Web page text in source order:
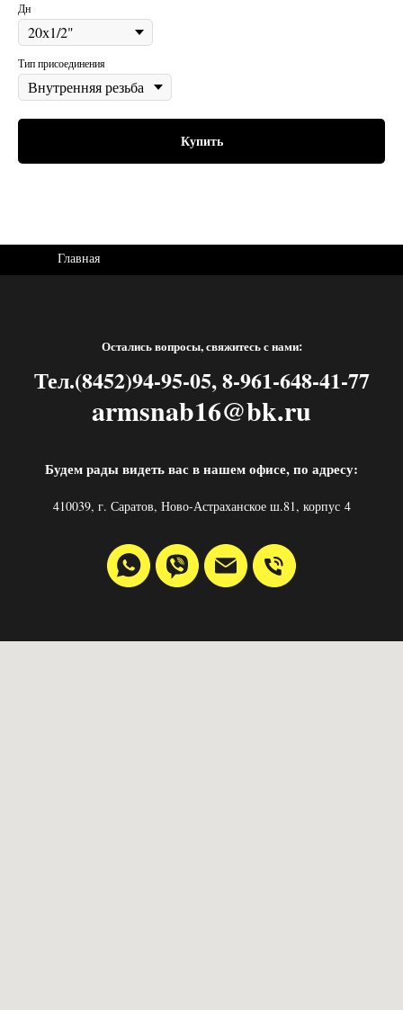
Дн
Тип присоединения
Купить
Главная
Остались вопросы, свяжитесь с нами:
Тел.(8452)94-95-05, 8-961-648-41-77
armsnab16@bk.ru
Будем рады видеть вас в нашем офисе, по адресу:
410039, г. Саратов, Ново-Астраханское ш.81, корпус 4